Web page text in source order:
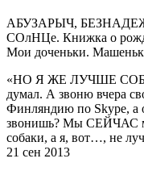
АБУЗАРЫЧ,
СОлНЦе. Книжка о
Мои доченьки.
«НО Я ЖЕ ЛУЧШЕ
думал. А звоню вчера
Финляндию по Skype, а
звонишь? Мы СЕЙЧАС
собаки, а я, вот…, не
21 сен 2013